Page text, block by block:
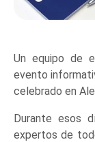
Un equipo de
evento
celebrado en
Durante esos
expertos de